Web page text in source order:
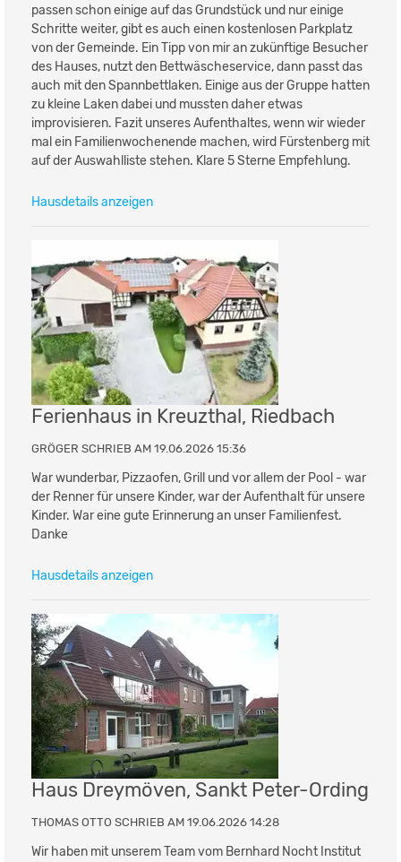
passen schon einige auf das Grundstück und nur einige
Schritte weiter, gibt es auch einen kostenlosen Parkplatz
von der Gemeinde. Ein Tipp von mir an zukünftige Besucher
des Hauses, nutzt den Bettwäscheservice, dann passt das
auch mit den Spannbettlaken. Einige aus der Gruppe hatten
zu kleine Laken dabei und mussten daher etwas
improvisieren. Fazit unseres Aufenthaltes, wenn wir wieder
mal ein Familienwochenende machen, wird Fürstenberg mit
auf der Auswahlliste stehen. Klare 5 Sterne Empfehlung.
Hausdetails anzeigen
Ferienhaus in Kreuzthal, Riedbach
GRÖGER SCHRIEB AM 19.06.2026 15:36
War wunderbar, Pizzaofen, Grill und vor allem der Pool - war
der Renner für unsere Kinder, war der Aufenthalt für unsere
Kinder. War eine gute Erinnerung an unser Familienfest.
Danke
Hausdetails anzeigen
Haus Dreymöven, Sankt Peter-Ording
THOMAS OTTO SCHRIEB AM 19.06.2026 14:28
Wir haben mit unserem Team vom Bernhard Nocht Institut